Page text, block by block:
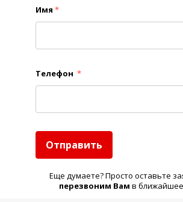
Имя *
Телефон *
Отправить
Еще думаете? Просто оставьте
перезвоним Вам в